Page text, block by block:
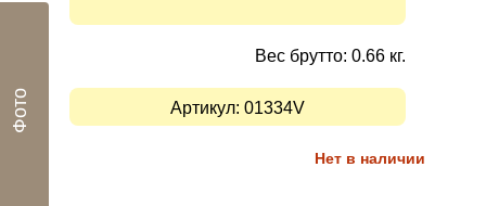
Вес брутто: 0.66 кг.
Артикул: 01334V
Нет в наличии
Фото